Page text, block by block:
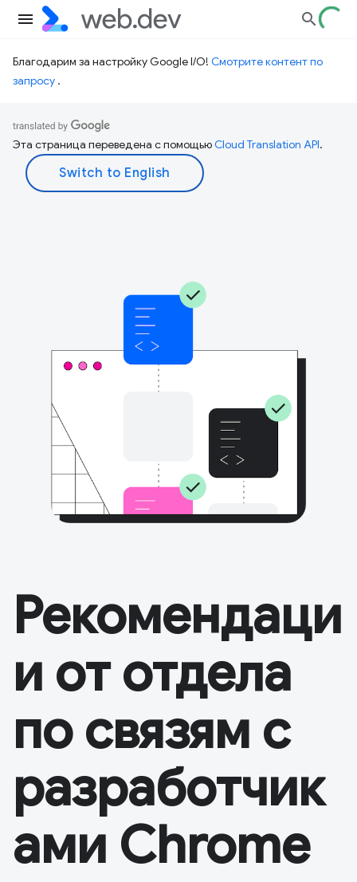
Благодарим за настройку Google I/O! Смотрите контент по
запросу .
Эта страница переведена с помощьюCloud Translation API.
Рекомендаци
и от отдела
по связям с
разработчик
ами Chrome